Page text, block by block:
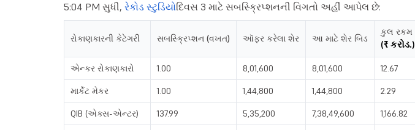
5:04 PM સુધી, રેકોડ સ્ટુડિયોદિવસ 3 માટે સબસ્ક્રિપ્શનની વિગતો અહીં આપેલ છે:
રોકાણકારની કેટેગરી સબસ્ક્રિપ્શન (વખત) ઑફર કરેલા શેર આ માટે શેર બિડ
કુલ રકમ
(₹ કરોડ.)
એન્કર રોકાણકારો 1.00 8,01,600 8,01,600 12.67
માર્કેટ મેકર 1.00 1,44,800 1,44,800 2.29
QIB (એક્સ-એન્ટર) 137.99 5,35,200 7,38,49,600 1,166.82